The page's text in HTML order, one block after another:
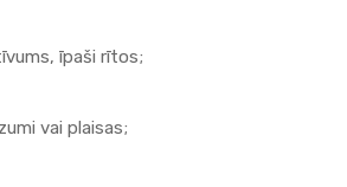
īpaši rītos;
vai plaisas;